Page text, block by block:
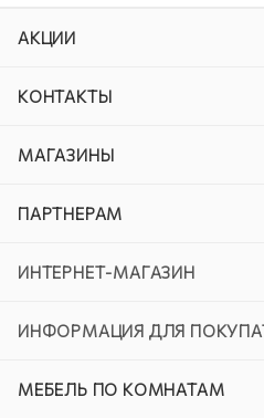
АКЦИИ
КОНТАКТЫ
МАГАЗИНЫ
ПАРТНЕРАМ
ИНТЕРНЕТ-МАГАЗИН
ИНФОРМАЦИЯ ДЛЯ
МЕБЕЛЬ ПО КОМНАТАМ